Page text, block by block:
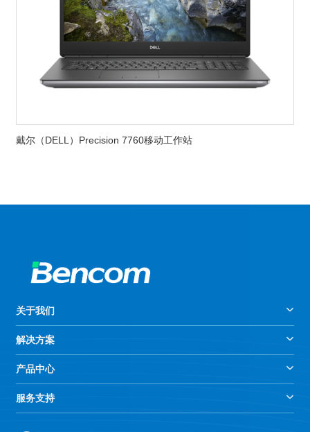
戴尔（DELL）Precision 7760移动工作站
关于我们
解决方案
产品中心
服务支持